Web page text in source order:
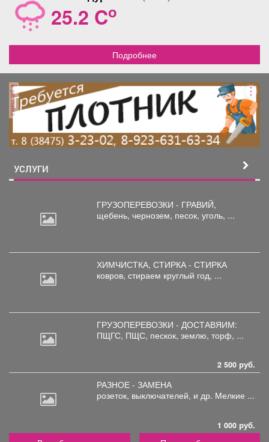
25.2 Co
Подробнее
реклама
УСЛУГИ
ГРУЗОПЕРЕВОЗКИ - ГРАВИЙ,
щебень, чернозем, песок, уголь, ...
ХИМЧИСТКА, СТИРКА - СТИРКА
ковров, стираем круглый год, ...
ГРУЗОПЕРЕВОЗКИ - ДОСТАВЯИМ:
ПЩГС, ПЩС, пескок, землю, торф, ...
2 500 руб.
РАЗНОЕ - ЗАМЕНА
розеток, выключателей, и др. Мелкие ...
1 000 руб.